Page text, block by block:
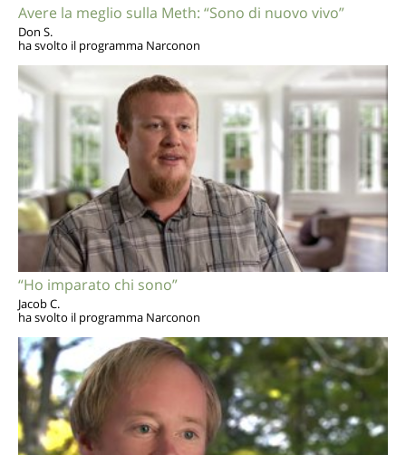
Avere la meglio sulla Meth: “Sono di nuovo vivo”
Don S.
ha svolto il programma Narconon
“Ho imparato chi sono”
Jacob C.
ha svolto il programma Narconon